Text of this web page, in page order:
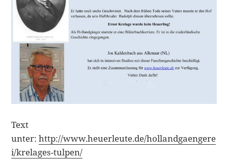
Text
unter:http://www.heuerleute.de/hollandgaengere
i/krelages-tulpen/